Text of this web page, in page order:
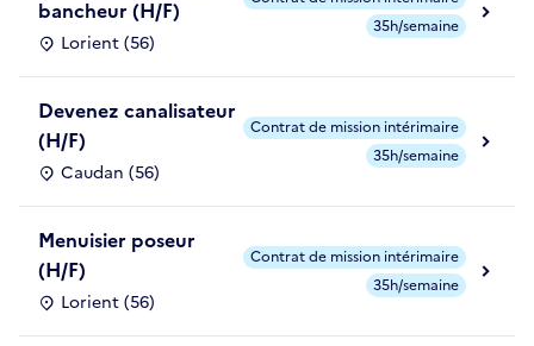
bancheur (H/F)
Lorient (56)
35h/semaine
Devenez canalisateur
(H/F)
Caudan (56)
Contrat de mission intérimaire
35h/semaine
Menuisier poseur
(H/F)
Lorient (56)
Contrat de mission intérimaire
35h/semaine